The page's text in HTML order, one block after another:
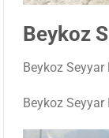
Beykoz
Beykoz Seyyar
Beykoz